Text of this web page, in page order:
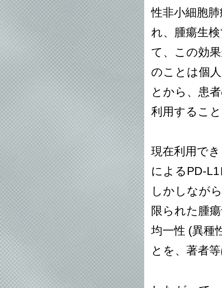
性非小細胞
れ、腫瘍生
て、この効
のことは個
とから、患
利用するこ
現在利用で
によるPD-
しかしなが
限られた腫
均一性 (異種
とを、著者